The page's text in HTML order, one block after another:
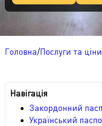
Водійські права при
Відновлення
померлої особи
Відновлення
Апостиль паспорта
Апостиль
Апостиль довідки
Апостиль диплома
Легалізація
Легалізація
Легалізація диплома
Легалізація для
Переклад документів
Переклад паспорта
Переклад
Головна/Послуги та ціни
Навігація
Закордонний
Український